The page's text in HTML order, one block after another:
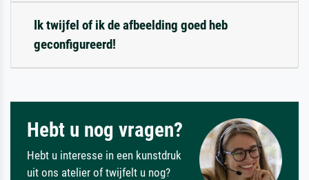
Ik twijfel of ik de afbeelding goed heb
geconfigureerd!
Hebt u nog vragen?
Hebt u interesse in een kunstdruk
uit ons atelier of twijfelt u nog?